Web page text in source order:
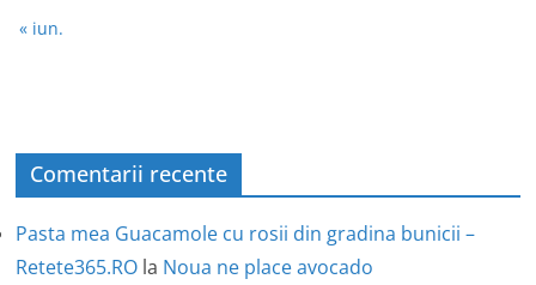
« iun.
Comentarii recente
Pasta mea Guacamole cu rosii din gradina bunicii –
Retete365.RO la Noua ne place avocado